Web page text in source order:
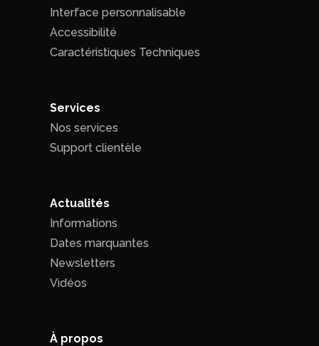
Interface personnalisable
Accessibilité
Caractéristiques Techniques
Services
Nos services
Support clientèle
Actualités
Informations
Dates marquantes
Newsletters
Vidéos
À propos